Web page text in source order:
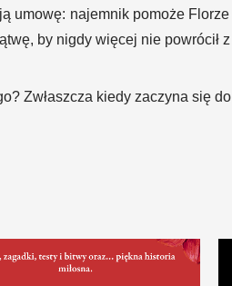
umowę: najemnik pomoże
by nigdy więcej nie powrócił
Zwłaszcza kiedy zaczyna się